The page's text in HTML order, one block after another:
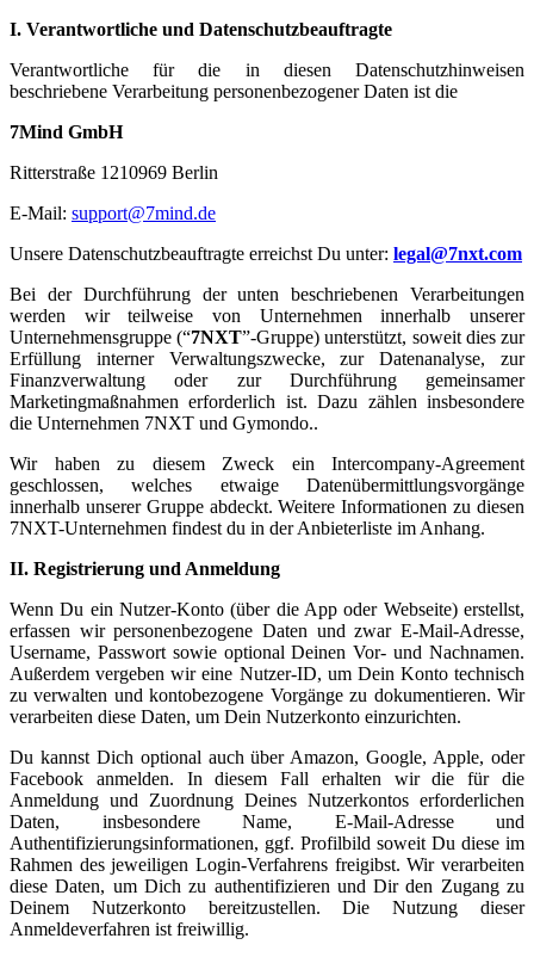
I. Verantwortliche und Datenschutzbeauftragte
Verantwortliche für die in diesen Datenschutzhinweisen
beschriebene Verarbeitung personenbezogener Daten ist die
7Mind GmbH
Ritterstraße 1210969 Berlin
E-Mail: support@7mind.de
Unsere Datenschutzbeauftragte erreichst Du unter: legal@7nxt.com
Bei der Durchführung der unten beschriebenen Verarbeitungen
werden wir teilweise von Unternehmen innerhalb unserer
Unternehmensgruppe (“7NXT”-Gruppe) unterstützt, soweit dies zur
Erfüllung interner Verwaltungszwecke, zur Datenanalyse, zur
Finanzverwaltung oder zur Durchführung gemeinsamer
Marketingmaßnahmen erforderlich ist. Dazu zählen insbesondere
die Unternehmen 7NXT und Gymondo..
Wir haben zu diesem Zweck ein Intercompany-Agreement
geschlossen, welches etwaige Datenübermittlungsvorgänge
innerhalb unserer Gruppe abdeckt. Weitere Informationen zu diesen
7NXT-Unternehmen findest du in der Anbieterliste im Anhang.
II. Registrierung und Anmeldung
Wenn Du ein Nutzer-Konto (über die App oder Webseite) erstellst,
erfassen wir personenbezogene Daten und zwar E-Mail-Adresse,
Username, Passwort sowie optional Deinen Vor- und Nachnamen.
Außerdem vergeben wir eine Nutzer-ID, um Dein Konto technisch
zu verwalten und kontobezogene Vorgänge zu dokumentieren. Wir
verarbeiten diese Daten, um Dein Nutzerkonto einzurichten.
Du kannst Dich optional auch über Amazon, Google, Apple, oder
Facebook anmelden. In diesem Fall erhalten wir die für die
Anmeldung und Zuordnung Deines Nutzerkontos erforderlichen
Daten, insbesondere Name, E-Mail-Adresse und
Authentifizierungsinformationen, ggf. Profilbild soweit Du diese im
Rahmen des jeweiligen Login-Verfahrens freigibst. Wir verarbeiten
diese Daten, um Dich zu authentifizieren und Dir den Zugang zu
Deinem Nutzerkonto bereitzustellen. Die Nutzung dieser
Anmeldeverfahren ist freiwillig.